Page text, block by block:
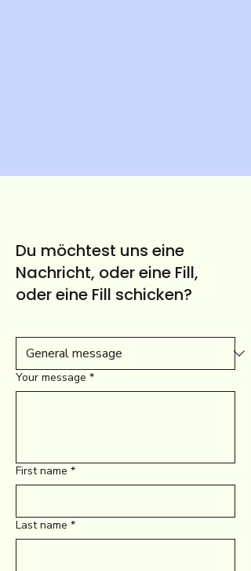
Du möchtest uns eine
Nachricht, oder eine Fill,
oder eine Fill schicken?
Your message *
First name *
Last name *